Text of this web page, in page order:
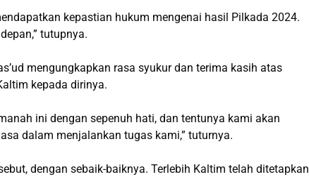
kepastian hukum mengenai hasil Pilkada 2024.
tutupnya.
mengungkapkan rasa syukur dan terima kasih atas
kepada dirinya.
ini dengan sepenuh hati, dan tentunya kami akan
dalam menjalankan tugas kami,” tuturnya.
dengan sebaik-baiknya. Terlebih Kaltim telah ditetapkan